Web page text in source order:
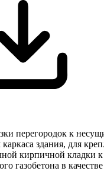
перегородок к
каркаса здания, для
кирпичной кладки
газобетона в